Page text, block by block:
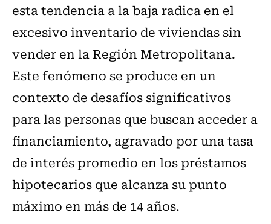
esta tendencia a la baja radica en el
excesivo inventario de viviendas sin
vender en la Región Metropolitana.
Este fenómeno se produce en un
contexto de desafíos significativos
para las personas que buscan acceder a
financiamiento, agravado por una tasa
de interés promedio en los préstamos
hipotecarios que alcanza su punto
máximo en más de 14 años.